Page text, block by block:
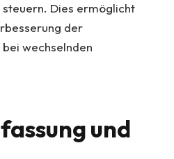
steuern. Dies ermöglicht
der
wechselnden
und